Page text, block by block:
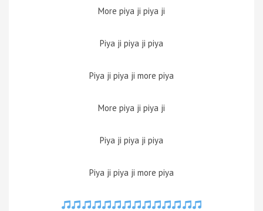
More piya ji piya ji
Piya ji piya ji piya
Piya ji piya ji more piya
More piya ji piya ji
Piya ji piya ji piya
Piya ji piya ji more piya